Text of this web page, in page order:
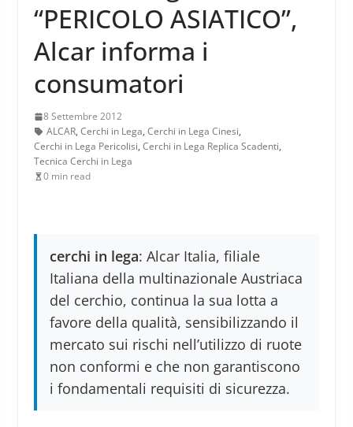
“PERICOLO ASIATICO”,
Alcar informa i
consumatori
8 Settembre 2012
ALCAR, Cerchi in Lega, Cerchi in Lega Cinesi,
Cerchi in Lega Pericolisi, Cerchi in Lega Replica Scadenti,
Tecnica Cerchi in Lega
0 min read
cerchi in lega: Alcar Italia, filiale
Italiana della multinazionale Austriaca
del cerchio, continua la sua lotta a
favore della qualità, sensibilizzando il
mercato sui rischi nell’utilizzo di ruote
non conformi e che non garantiscono
i fondamentali requisiti di sicurezza.